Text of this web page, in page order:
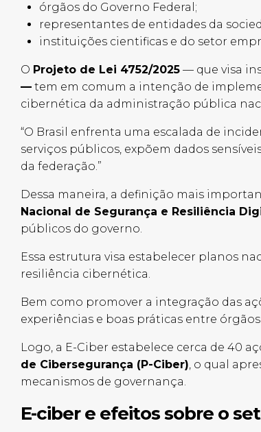
órgãos do Governo Federal;
representantes de entidades da
instituições cientificas e do setor
O Projeto de Lei 4752/2025 — que visa
— tem em comum a intenção de
cibernética da administração pública
“O Brasil enfrenta uma escalada de
serviços públicos, expõem dados
da federação.”
Dessa maneira, a definição mais
Nacional de Segurança e Resiliência
públicos do governo.
Essa estrutura visa estabelecer planos
resiliência cibernética.
Bem como promover a integração das
experiências e boas práticas entre
Logo, a E-Ciber estabelece cerca de 40
de Cibersegurança (P-Ciber), o qual
mecanismos de governança.
E-ciber e efeitos sobre o